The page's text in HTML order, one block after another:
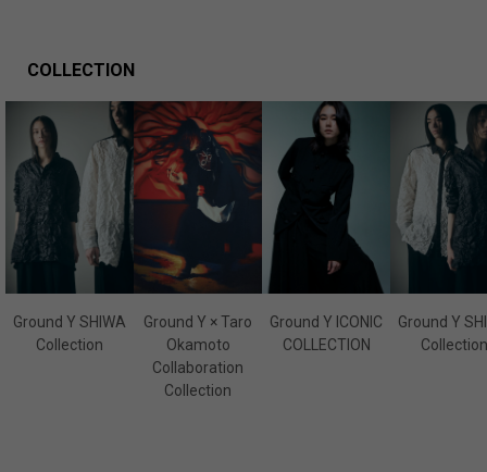
COLLECTION
Ground Y SHIWA
Collection
Ground Y × Taro
Okamoto
Collaboration
Collection
Ground Y ICONIC
COLLECTION
Ground Y
Collection